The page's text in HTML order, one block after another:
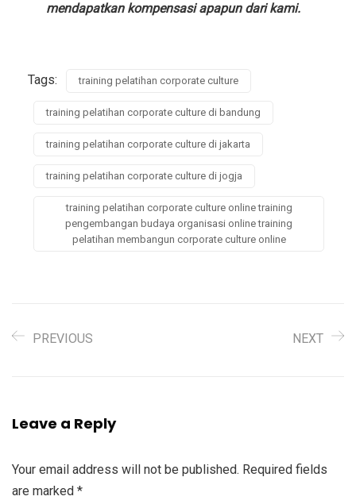
mendapatkan kompensasi apapun dari kami.
Tags: training pelatihan corporate culture
training pelatihan corporate culture di bandung
training pelatihan corporate culture di jakarta
training pelatihan corporate culture di jogja
training pelatihan corporate culture online training
pengembangan budaya organisasi online training
pelatihan membangun corporate culture online
PREVIOUS NEXT
Leave a Reply
Your email address will not be published. Required fields
are marked *